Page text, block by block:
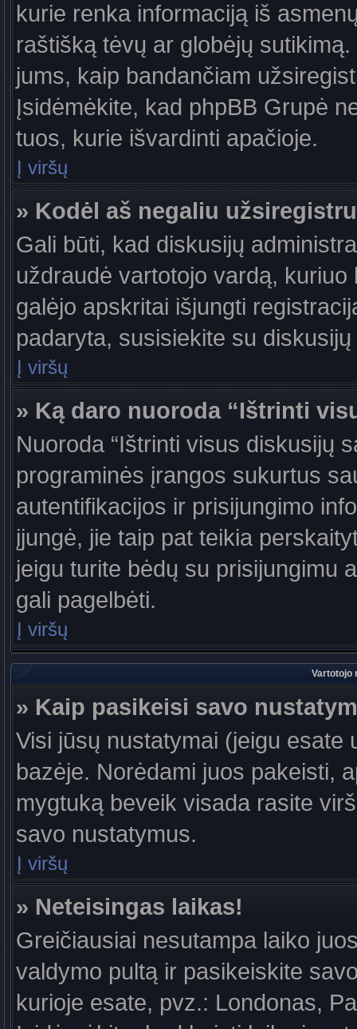
kurie renka informaciją iš
raštišką tėvų ar globėjų
jums, kaip bandančiam
Įsidėmėkite, kad phpBB Grupė
tuos, kurie išvardinti apačioje.
Į viršų
» Kodėl aš negaliu
Gali būti, kad diskusijų
uždraudė vartotojo vardą,
galėjo apskritai išjungti
padaryta, susisiekite su
Į viršų
» Ką daro nuoroda “Ištrinti
Nuoroda “Ištrinti visus diskusijų
programinės įrangos sukurtus
autentifikacijos ir prisijungimo
įjungė, jie taip pat teikia
jeigu turite bėdų su prisijungimu
gali pagelbėti.
Į viršų
Vartotojo
» Kaip pasikeisi savo
Visi jūsų nustatymai (jeigu
bazėje. Norėdami juos pakeisti,
mygtuką beveik visada rasite
savo nustatymus.
Į viršų
» Neteisingas laikas!
Greičiausiai nesutampa laiko
valdymo pultą ir pasikeiskite
kurioje esate, pvz.: Londonas,